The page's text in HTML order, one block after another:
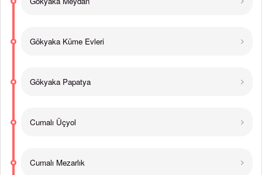
Gökyaka Küme Evleri
Gökyaka Papatya
Cumalı Üçyol
Cumalı Mezarlık